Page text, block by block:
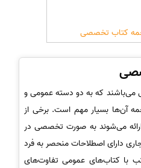
کتاب تخصصی
که به دو دسته عمومی و
آن‌ها بسیار مهم است. برخی از
می‌شوند به صورت تخصصی در
دارای اصطلاحات منحصر به فرد
با کتاب‌های عمومی تفاوت‌های